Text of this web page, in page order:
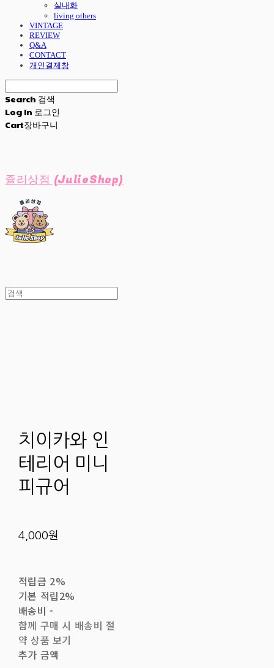
실내화
living others
VINTAGE
REVIEW
Q&A
CONTACT
개인결제창
Search 검색
Log In 로그인
Cart장바구니
쥴리상점 (JulieShop)
치이카와 인
테리어 미니
피규어
4,000원
적립금 2%
기본 적립2%
배송비-
함께 구매 시 배송비 절
약 상품 보기
추가 금액